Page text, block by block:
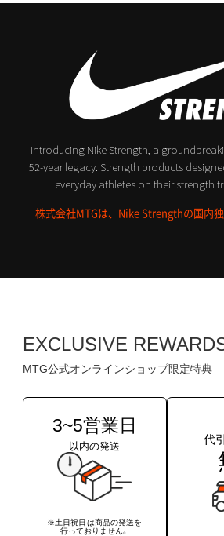
Introducing Nike Strength, a
52-year legacy. Strength products
everyday athletes on their strength
株式会社MTGは、Nike Strengthの国内独
EXCLUSIVE
MTG公式オンラインショップ限定特典
3~5営業日
以内の発送
※土日祝日は商品の発送を
行っておりません。
代